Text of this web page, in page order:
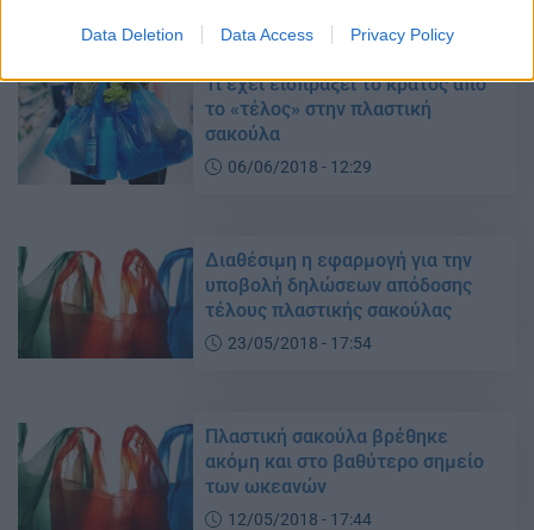
Data Deletion Data Access Privacy Policy
Τι έχει εισπράξει το κράτος από
το «τέλος» στην πλαστική
σακούλα
06/06/2018 - 12:29
Διαθέσιμη η εφαρμογή για την
υποβολή δηλώσεων απόδοσης
τέλους πλαστικής σακούλας
23/05/2018 - 17:54
Πλαστική σακούλα βρέθηκε
ακόμη και στο βαθύτερο σημείο
των ωκεανών
12/05/2018 - 17:44